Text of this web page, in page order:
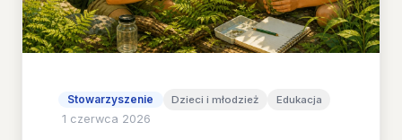
Stowarzyszenie Dzieci i młodzież Edukacja
1 czerwca 2026